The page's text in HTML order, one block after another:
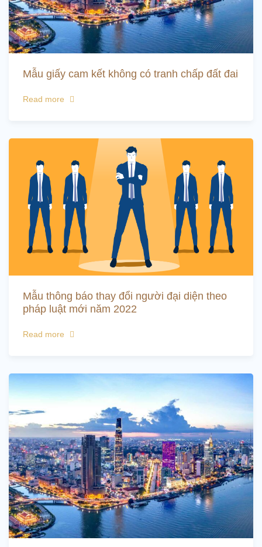
Mẫu giấy cam kết không có tranh chấp đất đai
Read more
Mẫu thông báo thay đổi người đại diện theo
pháp luật mới năm 2022
Read more